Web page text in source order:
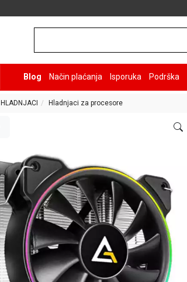
Blog Način plaćanja Isporuka Podrška
HLADNJACI Hladnjaci za procesore